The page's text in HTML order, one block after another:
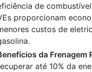
de
proporcionam
custos de
da Frenagem
até 10% da